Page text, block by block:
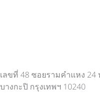
เลขที่ 48 ซอยรามคำแหง 24
บางกะปิ กรุงเทพฯ 10240